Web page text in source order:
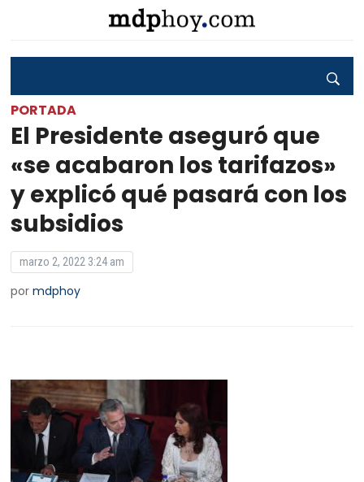
PORTADA
El Presidente aseguró que
«se acabaron los tarifazos»
y explicó qué pasará con los
subsidios
marzo 2, 2022 3:24 am
pormdphoy